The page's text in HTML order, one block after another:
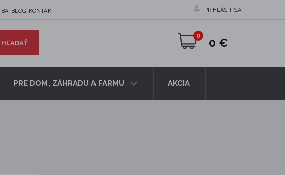
BLOG KONTAKT PRIHLÁSIŤ SA
0 €
0
PRE DOM, ZÁHRADU A FARMU AKCIA